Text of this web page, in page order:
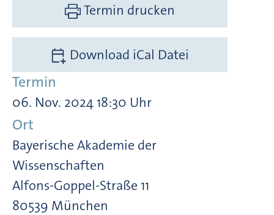
Termin drucken
Download iCal Datei
Termin
06. Nov. 2024 18:30 Uhr
Ort
Bayerische Akademie der
Wissenschaften
Alfons-Goppel-Straße 11
80539 München